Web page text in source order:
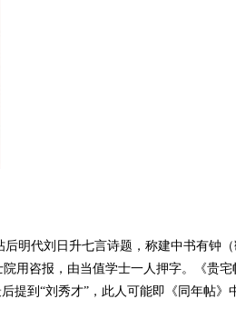
明代刘日升七言诗题，称建中书有钟
用咨报，由当值学士一人押字。《贵
提到“刘秀才”，此人可能即《同年帖》